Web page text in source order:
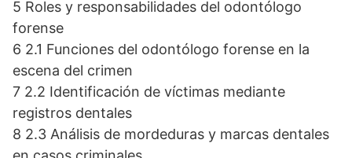
5 Roles y responsabilidades del odontólogo
forense
6 2.1 Funciones del odontólogo forense en la
escena del crimen
7 2.2 Identificación de víctimas mediante
registros dentales
8 2.3 Análisis de mordeduras y marcas dentales